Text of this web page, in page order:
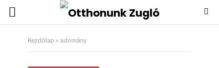
Kezdőlap » adomány